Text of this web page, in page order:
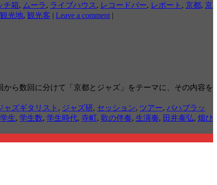
チ箱, ムーラ, ライブハウス , レコードバー, レポート , 京都, 京
観光地, 観光客 | Leave a comment |
ら数回に分けて「京都とジャズ」をテーマに、その内容を
ャズギタリスト , ジャズ研, セッション, ツアー, バハブラッ
学生, 学生数, 学生時代, 寺町, 歌の伴奏, 生演奏, 田井泰弘, 畑ひ